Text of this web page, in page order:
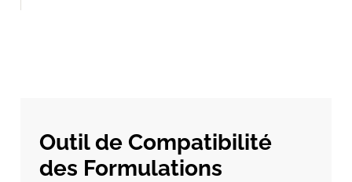
Outil de Compatibilité
des Formulations